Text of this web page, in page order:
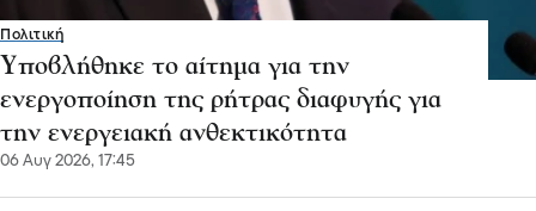
Πολιτική
Υποβλήθηκε το αίτημα για την
ενεργοποίηση της ρήτρας διαφυγής για
την ενεργειακή ανθεκτικότητα
06 Αυγ 2026, 17:45